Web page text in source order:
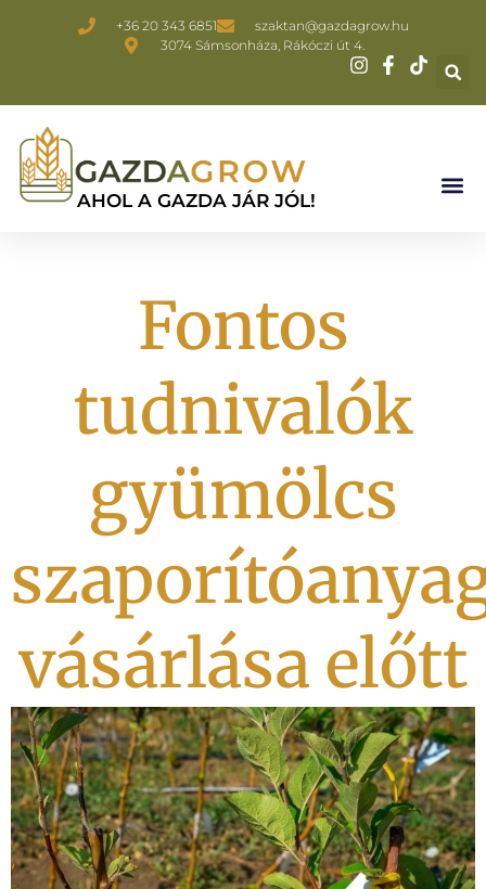
+36 20 343 6851
szaktan@gazdagrow.hu
3074 Sámsonháza, Rákóczi út 4.
AHOL A GAZDA JÁR JÓL!
Fontos
tudnivalók
gyümölcs
vásárlása előtt